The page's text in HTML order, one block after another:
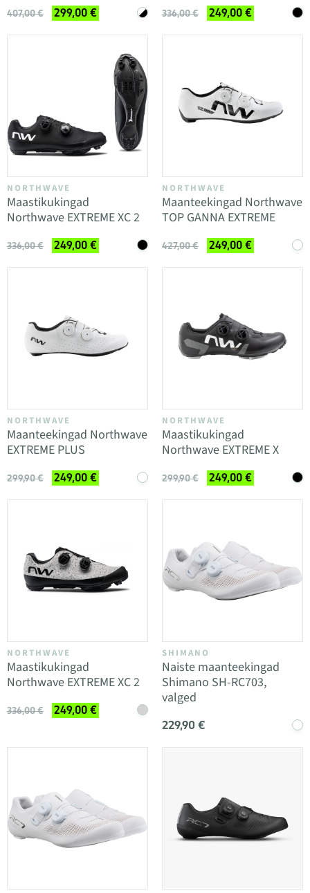
407,00 € 299,00 € 336,00 € 249,00 €
NORTHWAVE
Maastikukingad
Northwave EXTREME XC 2
336,00 € 249,00 €
NORTHWAVE
Maanteekingad Northwave
TOP GANNA EXTREME
427,00 € 249,00 €
NORTHWAVE
Maanteekingad Northwave
EXTREME PLUS
299,90 € 249,00 €
NORTHWAVE
Maastikukingad
Northwave EXTREME X
299,90 € 249,00 €
NORTHWAVE
Maastikukingad
Northwave EXTREME XC 2
336,00 € 249,00 €
SHIMANO
Naiste maanteekingad
Shimano SH-RC703,
valged
229,90 €